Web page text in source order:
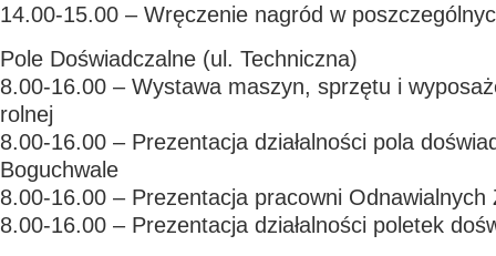
14.00-15.00 – Wręczenie nagród w
Pole Doświadczalne (ul. Techniczna)
8.00-16.00 – Wystawa maszyn, sprzętu i
rolnej
8.00-16.00 – Prezentacja działalności pola
Boguchwale
8.00-16.00 – Prezentacja pracowni Odnawialnych
8.00-16.00 – Prezentacja działalności poletek